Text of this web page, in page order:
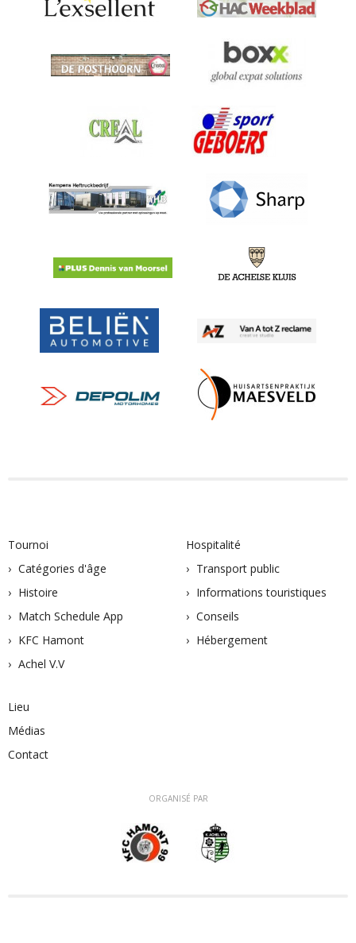
Tournoi
Catégories d'âge
Histoire
Match Schedule App
KFC Hamont
Achel V.V
Hospitalité
Transport public
Informations touristiques
Conseils
Hébergement
Lieu
Médias
Contact
ORGANISÉ PAR